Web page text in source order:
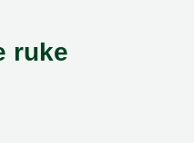
ruke